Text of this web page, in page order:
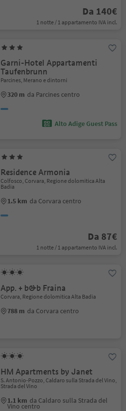
Da 140€
1 notte / 1 appartamento IVA incl.
Garni-Hotel Appartamenti
Taufenbrunn
Parcines, Merano e dintorni
320 m da Parcines centro
Alto Adige Guest Pass
Residence Armonia
Colfosco, Corvara, Regione dolomitica Alta
Badia
1.5 km da Corvara centro
Da 87€
1 notte / 1 appartamento IVA incl.
App. + b&b Fraina
Corvara, Regione dolomitica Alta Badia
788 m da Corvara centro
HM Apartments by Janet
S. Antonio-Pozzo, Caldaro sulla Strada del Vino,
Strada del Vino
1.1 km da Caldaro sulla Strada del
Vino centro